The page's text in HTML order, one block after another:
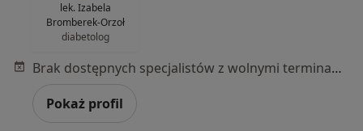
lek. Izabela
Bromberek-Orzoł
diabetolog
Brak dostępnych specjalistów z wolnymi terminami w tym centrum medycznym.
Pokaż profil